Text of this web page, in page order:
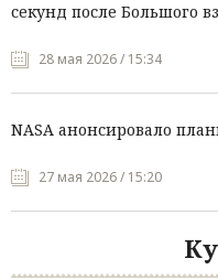
секунд после Большого
28 мая 2026 / 15:34
NASA анонсировало
27 мая 2026 / 15:20